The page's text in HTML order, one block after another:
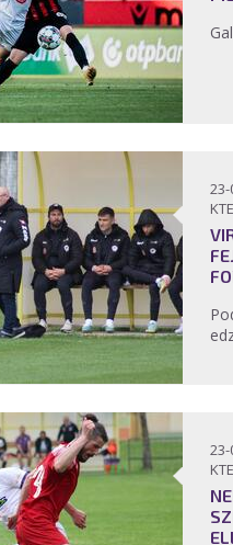
23-
23-